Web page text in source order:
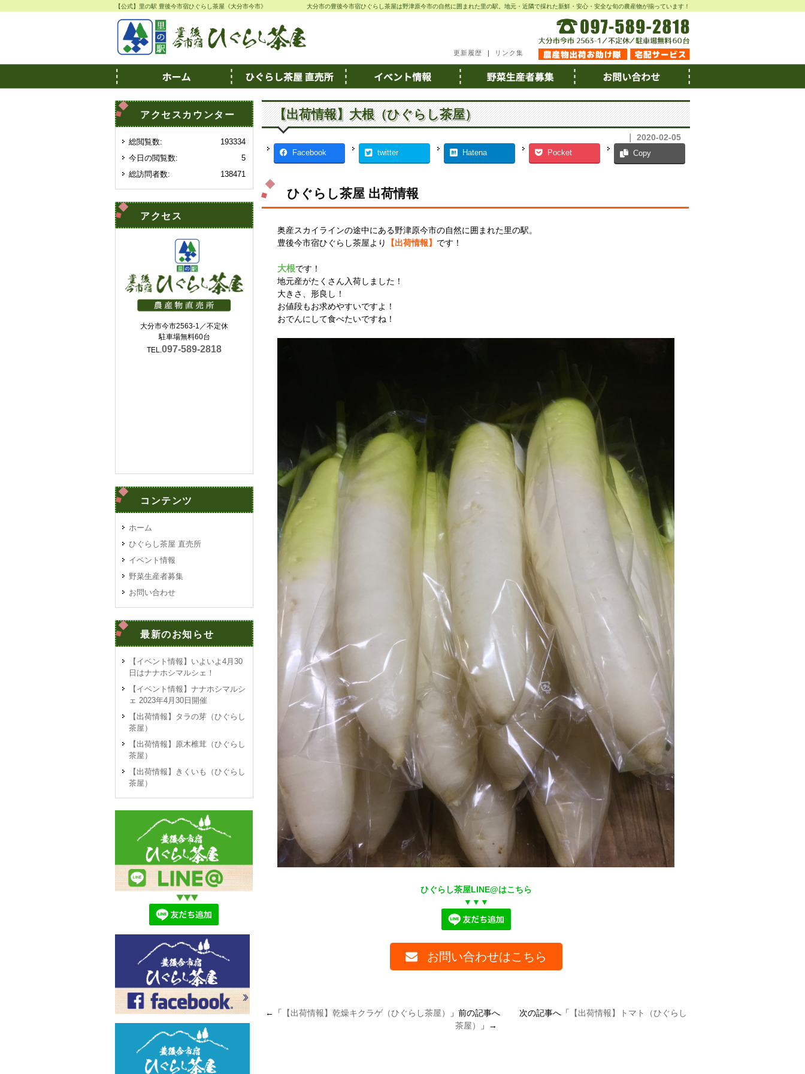
【公式】里の駅 豊後今市宿ひぐらし茶屋《大分市今市》 大分市の豊後今市宿ひぐらし茶屋は野津原今市の自然に囲まれた里の駅。地元・近隣で採れた新鮮・安心・安全な旬の農産物が揃っています！
更新履歴 ｜ リンク集
【出荷情報】大根（ひぐらし茶屋）
｜ 2020-02-05
Facebook twitter Hatena Pocket Copy
ひぐらし茶屋 出荷情報
奥産スカイラインの途中にある野津原今市の自然に囲まれた里の駅。
豊後今市宿ひぐらし茶屋より
【出荷情報】 です！
大根です！
地元産がたくさん入荷しました！
大きさ、形良し！
お値段もお求めやすいですよ！
おでんにして食べたいですね！
ひぐらし茶屋LINE@はこちら
▼▼▼
お問い合わせはこちら
←「 【出荷情報】乾燥キクラゲ（ひぐらし茶屋） 」前の記事へ 次の記事へ「 【出荷情報】トマト（ひぐらし
茶屋）
」→
アクセスカウンター
193334
総閲覧数:
5
今日の閲覧数:
138471
総訪問者数:
アクセス
大分市今市2563-1／不定休
駐車場無料60台
TEL.097-589-2818
コンテンツ
ホーム
ひぐらし茶屋 直売所
イベント情報
野菜生産者募集
お問い合わせ
最新のお知らせ
【イベント情報】いよいよ4月30
日はナナホシマルシェ！
【イベント情報】ナナホシマルシ
ェ 2023年4月30日開催
【出荷情報】タラの芽（ひぐらし
茶屋）
【出荷情報】原木椎茸（ひぐらし
茶屋）
【出荷情報】きくいも（ひぐらし
茶屋）